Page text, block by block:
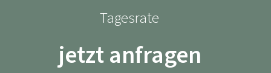
Tagesrate
jetzt anfragen